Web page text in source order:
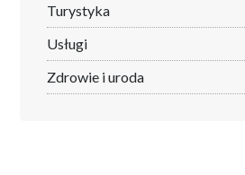
Turystyka
Usługi
Zdrowie i uroda